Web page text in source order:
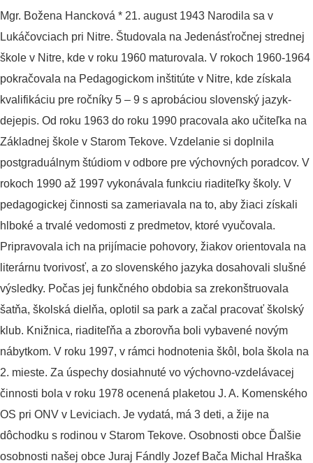
Mgr. Božena Hancková * 21. august 1943 Narodila sa v
Lukáčovciach pri Nitre. Študovala na Jedenásťročnej strednej
škole v Nitre, kde v roku 1960 maturovala. V rokoch 1960-1964
pokračovala na Pedagogickom inštitúte v Nitre, kde získala
kvalifikáciu pre ročníky 5 – 9 s aprobáciou slovenský jazyk-
dejepis. Od roku 1963 do roku 1990 pracovala ako učiteľka na
Základnej škole v Starom Tekove. Vzdelanie si doplnila
postgraduálnym štúdiom v odbore pre výchovných poradcov. V
rokoch 1990 až 1997 vykonávala funkciu riaditeľky školy. V
pedagogickej činnosti sa zameriavala na to, aby žiaci získali
hlboké a trvalé vedomosti z predmetov, ktoré vyučovala.
Pripravovala ich na prijímacie pohovory, žiakov orientovala na
literárnu tvorivosť, a zo slovenského jazyka dosahovali slušné
výsledky. Počas jej funkčného obdobia sa zrekonštruovala
šatňa, školská dielňa, oplotil sa park a začal pracovať školský
klub. Knižnica, riaditeľňa a zborovňa boli vybavené novým
nábytkom. V roku 1997, v rámci hodnotenia škôl, bola škola na
2. mieste. Za úspechy dosiahnuté vo výchovno-vzdelávacej
činnosti bola v roku 1978 ocenená plaketou J. A. Komenského
OS pri ONV v Leviciach. Je vydatá, má 3 deti, a žije na
dôchodku s rodinou v Starom Tekove. Osobnosti obce Ďalšie
osobnosti našej obce Juraj Fándly Jozef Bača Michal Hraška